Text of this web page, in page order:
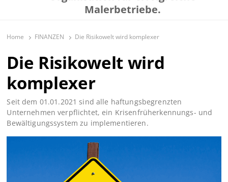
Malerbetriebe.
Home FINANZEN Die Risikowelt wird komplexer
Die Risikowelt wird
komplexer
Seit dem 01.01.2021 sind alle haftungsbegrenzten
Unternehmen verpflichtet, ein Krisenfrüherkennungs- und
Bewältigungssystem zu implementieren.